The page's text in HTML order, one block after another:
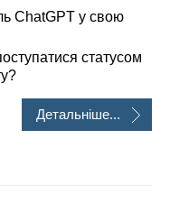
ChatGPT у свою
статусом
Детальніше...